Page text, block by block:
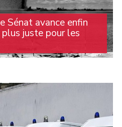
Sénat avance enfin
juste pour les
milliers de personnes ont
maladies graves (...)